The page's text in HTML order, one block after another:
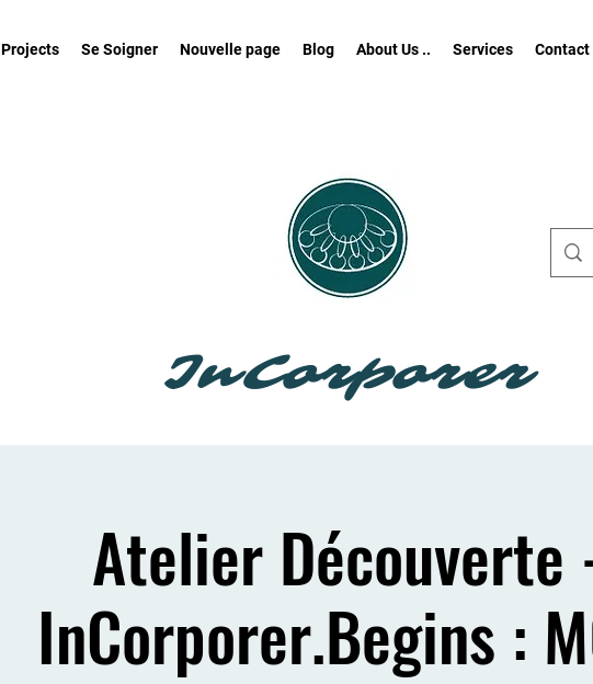
Projects Se Soigner Nouvelle page Blog About Us .. Services Contact
InCorporer
Atelier Découverte
InCorporer.Begins :